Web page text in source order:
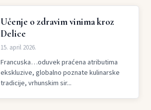
Učenje o zdravim vinima kroz
Delice
15. april 2026.
Francuska…oduvek praćena atributima
ekskluzive, globalno poznate kulinarske
tradicije, vrhunskim sir...